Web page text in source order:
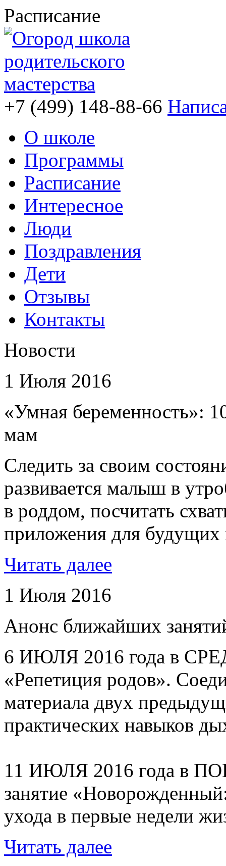
Расписание
+7 (499) 148-88-66
О школе
Программы
Расписание
Интересное
Люди
Поздравления
Дети
Отзывы
Контакты
Новости
1 Июля 2016
«Умная беременность»:
мам
Следить за своим
развивается малыш в
в роддом, посчитать
приложения для
Читать далее
1 Июля 2016
Анонс ближайших
6 ИЮЛЯ 2016 года в
«Репетиция родов».
материала двух
практических навыков
11 ИЮЛЯ 2016 года в
занятие
ухода в первые недели
Читать далее